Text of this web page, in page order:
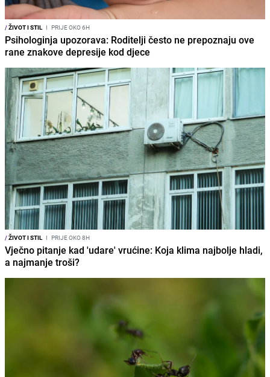
/ŽIVOT I STIL I PRIJE OKO 6H
Psihologinja upozorava: Roditelji često ne prepoznaju ove
rane znakove depresije kod djece
/ŽIVOT I STIL I PRIJE OKO 8H
Vječno pitanje kad 'udare' vrućine: Koja klima najbolje hladi,
a najmanje troši?